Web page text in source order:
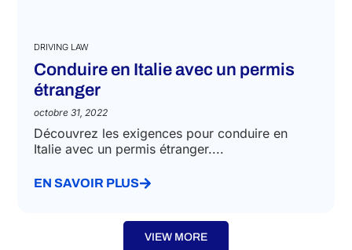
DRIVING LAW
Conduire en Italie avec un permis
étranger
octobre 31, 2022
Découvrez les exigences pour conduire en
Italie avec un permis étranger....
EN SAVOIR PLUS
VIEW MORE